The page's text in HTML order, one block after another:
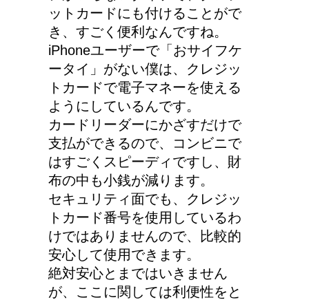
ットカードにも付けることがで
き、すごく便利なんですね。
iPhoneユーザーで「おサイフケ
ータイ」がない僕は、クレジッ
トカードで電子マネーを使える
ようにしているんです。
カードリーダーにかざすだけで
支払ができるので、コンビニで
はすごくスピーディですし、財
布の中も小銭が減ります。
セキュリティ面でも、クレジッ
トカード番号を使用しているわ
けではありませんので、比較的
安心して使用できます。
絶対安心とまではいきません
が、ここに関しては利便性をと